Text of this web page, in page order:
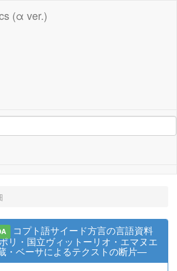
(α ver.)
コプト語サイード方言の言語資料
リ・国立ヴィットーリオ・エマヌエ
・ベーサによるテクストの断片―